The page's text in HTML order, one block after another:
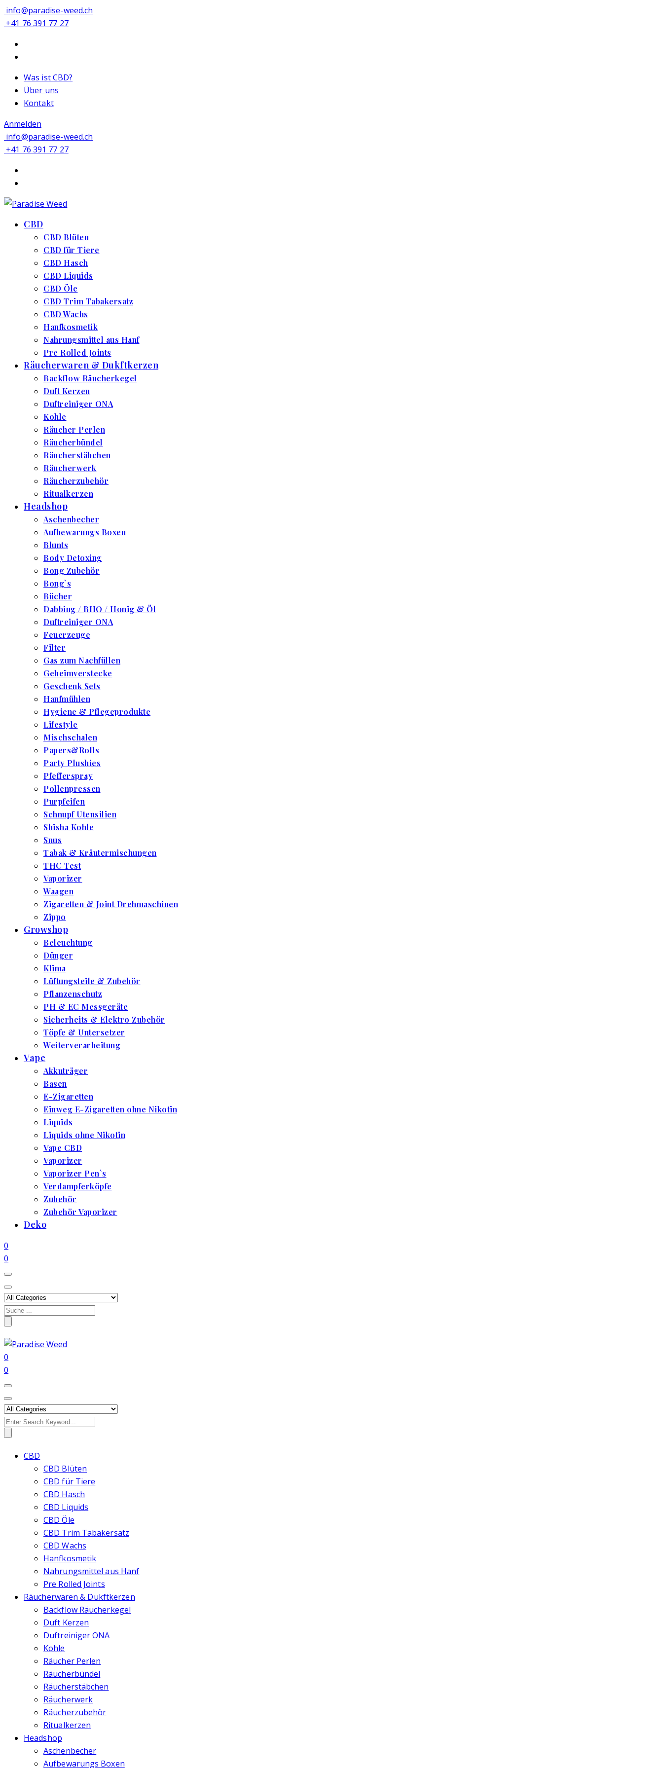
info@paradise-weed.ch
+41 76 391 77 27
Was ist CBD?
Über uns
Kontakt
Anmelden
info@paradise-weed.ch
+41 76 391 77 27
CBD
CBD Blüten
CBD für Tiere
CBD Hasch
CBD Liquids
CBD Öle
CBD Trim Tabakersatz
CBD Wachs
Hanfkosmetik
Nahrungsmittel aus Hanf
Pre Rolled Joints
Räucherwaren & Dukftkerzen
Backflow Räucherkegel
Duft Kerzen
Duftreiniger ONA
Kohle
Räucher Perlen
Räucherbündel
Räucherstäbchen
Räucherwerk
Räucherzubehör
Ritualkerzen
Headshop
Aschenbecher
Aufbewarungs Boxen
Blunts
Body Detoxing
Bong Zubehör
Bong`s
Bücher
Dabbing / BHO / Honig & Öl
Duftreiniger ONA
Feuerzeuge
Filter
Gas zum Nachfüllen
Geheimverstecke
Geschenk Sets
Hanfmühlen
Hygiene & Pflegeprodukte
Lifestyle
Mischschalen
Papers&Rolls
Party Plushies
Pfefferspray
Pollenpressen
Purpfeifen
Schnupf Utensilien
Shisha Kohle
Snus
Tabak & Kräutermischungen
THC Test
Vaporizer
Waagen
Zigaretten & Joint Drehmaschinen
Zippo
Growshop
Beleuchtung
Dünger
Klima
Lüftungsteile & Zubehör
Pflanzenschutz
PH & EC Messgeräte
Sicherheits & Elektro Zubehör
Töpfe & Untersetzer
Weiterverarbeitung
Vape
Akkuträger
Basen
E-Zigaretten
Einweg E-Zigaretten ohne Nikotin
Liquids
Liquids ohne Nikotin
Vape CBD
Vaporizer
Vaporizer Pen`s
Verdampferköpfe
Zubehör
Zubehör Vaporizer
Deko
0
0
Search
0
0
Search
CBD
CBD Blüten
CBD für Tiere
CBD Hasch
CBD Liquids
CBD Öle
CBD Trim Tabakersatz
CBD Wachs
Hanfkosmetik
Nahrungsmittel aus Hanf
Pre Rolled Joints
Räucherwaren & Dukftkerzen
Backflow Räucherkegel
Duft Kerzen
Duftreiniger ONA
Kohle
Räucher Perlen
Räucherbündel
Räucherstäbchen
Räucherwerk
Räucherzubehör
Ritualkerzen
Headshop
Aschenbecher
Aufbewarungs Boxen